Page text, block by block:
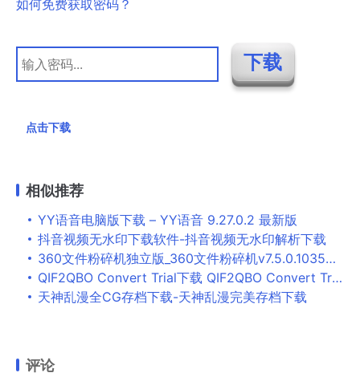
如何免费获取密码？
点击下载
相似推荐
YY语音电脑版下载 – YY语音 9.27.0.2 最新版
抖音视频无水印下载软件-抖音视频无水印解析下载
360文件粉碎机独立版_360文件粉碎机v7.5.0.1035绿色版
QIF2QBO Convert Trial下载 QIF2QBO Convert Trial(QIF转QBO文件工具) v11.0.03 免费安装版
天神乱漫全CG存档下载-天神乱漫完美存档下载
评论